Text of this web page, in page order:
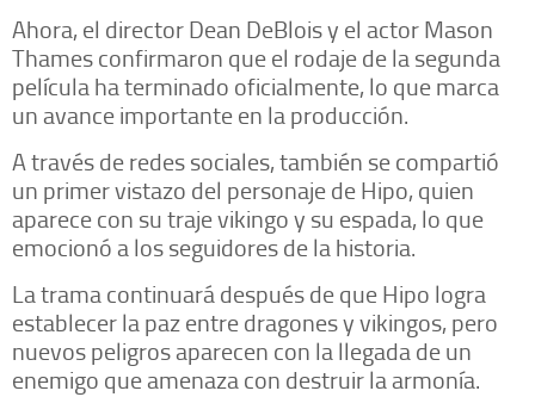
Ahora, el director Dean DeBlois y el actor Mason
Thames confirmaron que el rodaje de la segunda
película ha terminado oficialmente, lo que marca
un avance importante en la producción.
A través de redes sociales, también se compartió
un primer vistazo del personaje de Hipo, quien
aparece con su traje vikingo y su espada, lo que
emocionó a los seguidores de la historia.
La trama continuará después de que Hipo logra
establecer la paz entre dragones y vikingos, pero
nuevos peligros aparecen con la llegada de un
enemigo que amenaza con destruir la armonía.